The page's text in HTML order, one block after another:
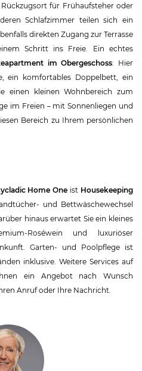
für Frühaufsteher oder
Schlafzimmer teilen sich ein
direkten Zugang zur Terrasse
Schritt ins Freie. Ein echtes
im Obergeschoss: Hier
ein komfortables Doppelbett, ein
einen kleinen Wohnbereich zum
im Freien – mit Sonnenliegen und
Bereich zu Ihrem persönlichen
Home One ist Housekeeping
und Bettwäschewechsel
hinaus erwartet Sie ein kleines
Roséwein und luxuriöser
Garten- und Poolpflege ist
inklusive. Weitere Services auf
ein Angebot nach Wunsch
Anruf oder Ihre Nachricht.